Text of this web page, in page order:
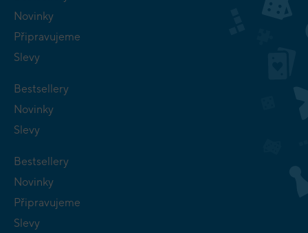
Novinky
Připravujeme
Slevy
Bestsellery
Novinky
Slevy
Bestsellery
Novinky
Připravujeme
Slevy